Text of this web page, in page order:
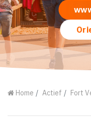
Home Actief Fort